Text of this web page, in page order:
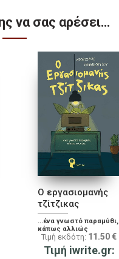
να σας αρέσει…
Ο εργασιομανής
τζίτζικας
...ένα γνωστό παραμύθι,
κάπως αλλιώς
Τιμή εκδότη: 11.50 €
Τιμή iwrite.gr: